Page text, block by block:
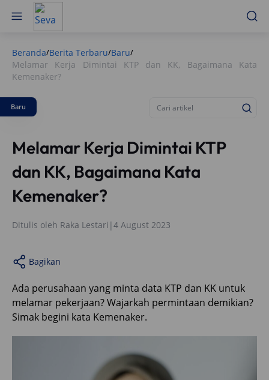
Beranda/Berita Terbaru/Baru/
Melamar Kerja Dimintai KTP dan KK, Bagaimana Kata
Kemenaker?
Baru
Melamar Kerja Dimintai KTP
dan KK, Bagaimana Kata
Kemenaker?
Ditulis oleh Raka Lestari |4 August 2023
Bagikan
Ada perusahaan yang minta data KTP dan KK untuk
melamar pekerjaan? Wajarkah permintaan demikian?
Simak begini kata Kemenaker.